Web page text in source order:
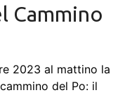
Cammino
2023 al mattino la
del Po: il